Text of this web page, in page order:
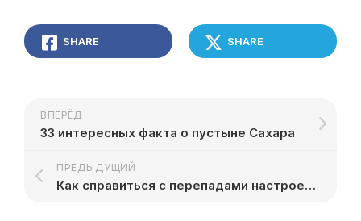
SHARE SHARE
ВПЕРЁД
33 интересных факта о пустыне Сахара
ПРЕДЫДУЩИЙ
Как справиться с перепадами настроения